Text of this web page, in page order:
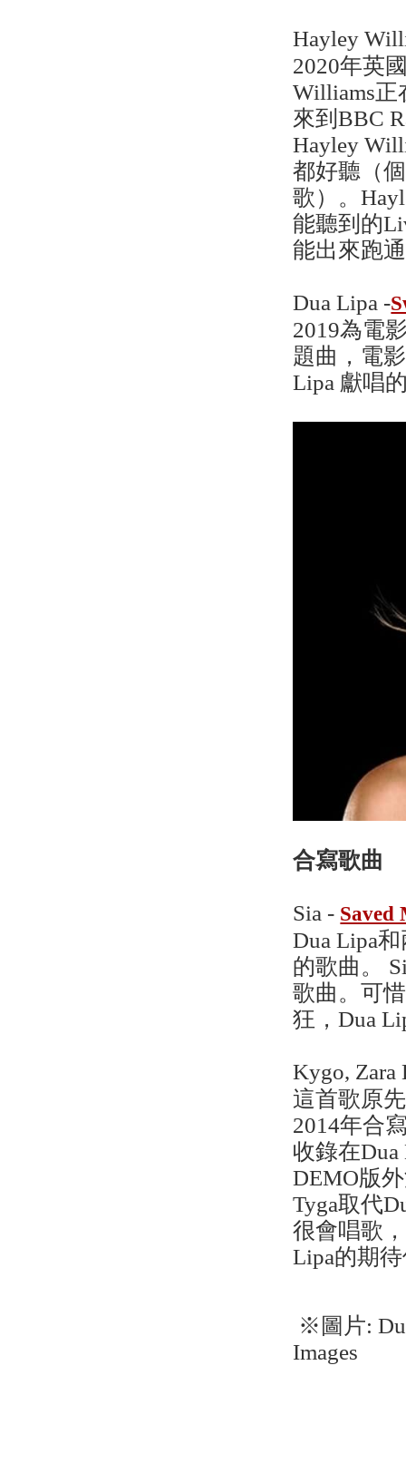
Hayley
2020年英
Williams正
來到BBC
Hayley
都好聽（
歌）。
能聽到的
能出來跑
Dua Lipa -
2019為電
題曲，電
Lipa 獻唱
合寫歌曲
Sia - Saved
Dua Lipa
的歌曲。
歌曲。可
狂，Dua
Kygo, Zara
這首歌原
2014年合
收錄在
DEMO版
Tyga取代
很會唱歌
Lipa的期
※圖片:
Images